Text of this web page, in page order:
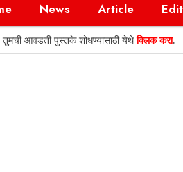
News Article
तुमची आवडती पुस्तके शोधण्यासाठी येथेक्लिक करा.